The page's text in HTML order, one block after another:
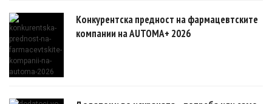
Конкурентска предност на фармацевтските
компании на AUTOMA+ 2026